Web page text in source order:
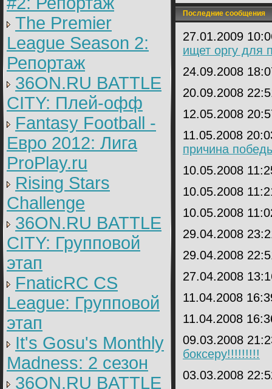
The Premier
League Season 2:
Репортаж
36ON.RU BATTLE
CITY: Плей-офф
Fantasy Football -
Евро 2012: Лига
ProPlay.ru
Rising Stars
Challenge
36ON.RU BATTLE
CITY: Групповой
этап
FnaticRC CS
League: Групповой
этап
It's Gosu's Monthly
Madness: 2 сезон
36ON.RU BATTLE
Последние сообщения
27.01.2009
ищет оргу для
24.09.2008
20.09.2008
12.05.2008
11.05.2008
причина
10.05.2008
10.05.2008
10.05.2008
29.04.2008
29.04.2008
27.04.2008
11.04.2008
11.04.2008
09.03.2008
боксеру!!!!!!!!!
03.03.2008